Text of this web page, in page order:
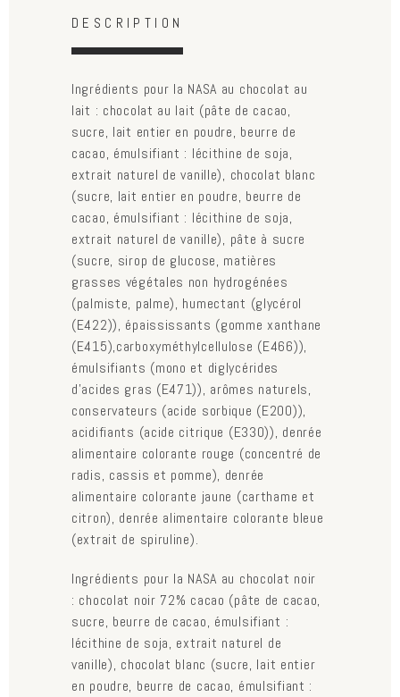
Horizontal Tabs
DESCRIPTION
Ingrédients pour la NASA au chocolat au
lait : chocolat au lait (pâte de cacao,
sucre, lait entier en poudre, beurre de
cacao, émulsifiant : lécithine de soja,
extrait naturel de vanille), chocolat blanc
(sucre, lait entier en poudre, beurre de
cacao, émulsifiant : lécithine de soja,
extrait naturel de vanille), pâte à sucre
(sucre, sirop de glucose, matières
grasses végétales non hydrogénées
(palmiste, palme), humectant (glycérol
(E422)), épaississants (gomme xanthane
(E415),carboxyméthylcellulose (E466)),
émulsifiants (mono et diglycérides
d’acides gras (E471)), arômes naturels,
conservateurs (acide sorbique (E200)),
acidifiants (acide citrique (E330)), denrée
alimentaire colorante rouge (concentré de
radis, cassis et pomme), denrée
alimentaire colorante jaune (carthame et
citron), denrée alimentaire colorante bleue
(extrait de spiruline).
Ingrédients pour la NASA au chocolat noir
: chocolat noir 72% cacao (pâte de cacao,
sucre, beurre de cacao, émulsifiant :
lécithine de soja, extrait naturel de
vanille), chocolat blanc (sucre, lait entier
en poudre, beurre de cacao, émulsifiant :